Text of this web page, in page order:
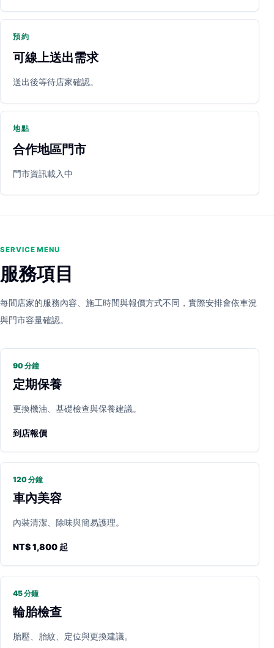
立即預約 開啟地圖 其他店家
預約
可線上送出需求
送出後等待店家確認。
地點
合作地區門市
門市資訊載入中
SERVICE MENU
服務項目
每間店家的服務內容、施工時間與報價方式不同，實際安排會依車況
與門市容量確認。
90 分鐘
定期保養
更換機油、基礎檢查與保養建議。
到店報價
120 分鐘
車內美容
內裝清潔、除味與簡易護理。
NT$ 1,800 起
45 分鐘
輪胎檢查
胎壓、胎紋、定位與更換建議。